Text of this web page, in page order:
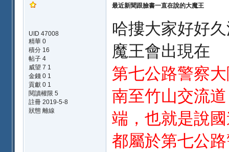
UID 47008
精華 0
積分 16
帖子 4
威望 7 1
金錢 0 1
貢獻 0 1
閱讀權限 5
註冊 2019-5-8
狀態 離線
最近新聞跟臉書一直在說的大魔王
哈摟大家好好
魔王會出現在
第七公路警察
南至竹山交流
端，也就是說
都屬於第七公